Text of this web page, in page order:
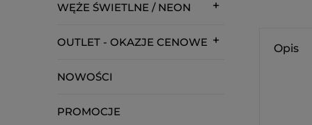
WĘŻE ŚWIETLNE / NEON
OUTLET - OKAZJE CENOWE
NOWOŚCI
PROMOCJE
Opis